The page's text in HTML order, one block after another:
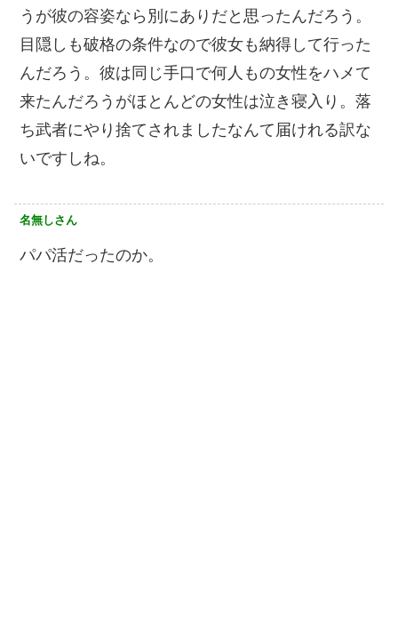
うが彼の容姿なら別にありだと思ったんだろう。
目隠しも破格の条件なので彼女も納得して行った
んだろう。彼は同じ手口で何人もの女性をハメて
来たんだろうがほとんどの女性は泣き寝入り。落
ち武者にやり捨てされましたなんて届けれる訳な
いですしね。
名無しさん
パパ活だったのか。